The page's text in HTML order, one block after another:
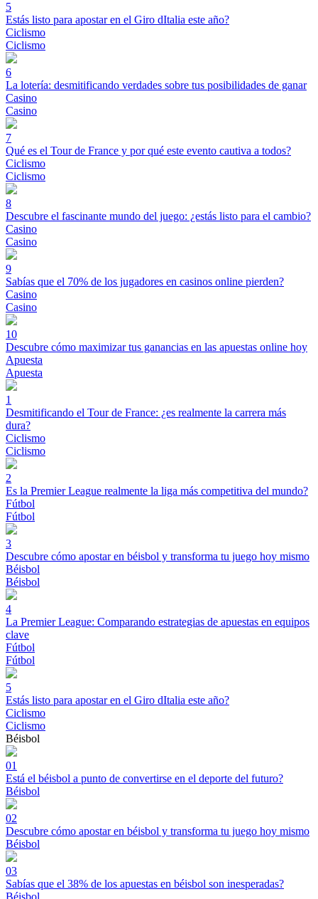
5
Estás listo para apostar en el Giro dItalia este año?
Ciclismo
Ciclismo
6
La lotería: desmitificando verdades sobre tus posibilidades de ganar
Casino
Casino
7
Qué es el Tour de France y por qué este evento cautiva a todos?
Ciclismo
Ciclismo
8
Descubre el fascinante mundo del juego: ¿estás listo para el cambio?
Casino
Casino
9
Sabías que el 70% de los jugadores en casinos online pierden?
Casino
Casino
10
Descubre cómo maximizar tus ganancias en las apuestas online hoy
Apuesta
Apuesta
1
Desmitificando el Tour de France: ¿es realmente la carrera más
dura?
Ciclismo
Ciclismo
2
Es la Premier League realmente la liga más competitiva del mundo?
Fútbol
Fútbol
3
Descubre cómo apostar en béisbol y transforma tu juego hoy mismo
Béisbol
Béisbol
4
La Premier League: Comparando estrategias de apuestas en equipos
clave
Fútbol
Fútbol
5
Estás listo para apostar en el Giro dItalia este año?
Ciclismo
Ciclismo
Béisbol
01
Está el béisbol a punto de convertirse en el deporte del futuro?
Béisbol
02
Descubre cómo apostar en béisbol y transforma tu juego hoy mismo
Béisbol
03
Sabías que el 38% de los apuestas en béisbol son inesperadas?